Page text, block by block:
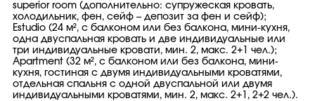
superior room (дополнительно: супружеская кровать,
холодильник, фен, сейф – депозит за фен и сейф);
Estudio (24 м², с балконом или без балкона, мини-кухня,
одна двуспальная кровать и две индивидуальные или
три индивидуальные кровати, мин. 2, макс. 2+1 чел.);
Apartment (32 м², с балконом или без балкона, мини-
кухня, гостиная с двумя индивидуальными кроватями,
отдельная спальня с одной двуспальной или двумя
индивидуальными кроватями, мин. 2, макс. 2+1, 2+2 чел.).